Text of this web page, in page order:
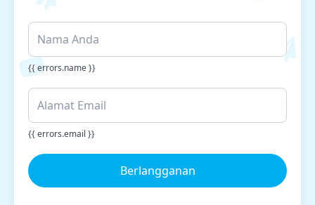
{{ errors.name }}
{{ errors.email }}
Berlangganan